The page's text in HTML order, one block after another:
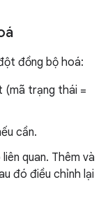
đồng bộ hoá:
(mã trạng thái =
cần.
quan. Thêm và
đó điều chỉnh lại